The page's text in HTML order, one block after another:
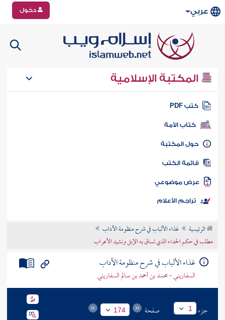
عربي دخول
المكتبة الإسلامية
كتب PDF
كتاب الأمة
المكتبة
الكتب
موضوعي
تراجم الأعلام
الرئيسية
غذاء الألباب في شرح منظومة الآداب
مطلب في حكم الحداء الذي تساق به الإبل ونشيد الأعراب
غذاء الألباب في شرح منظومة الآداب
السفاريني - محمد بن أحمد بن سالم السفاريني
جزء 1 صفحة 174